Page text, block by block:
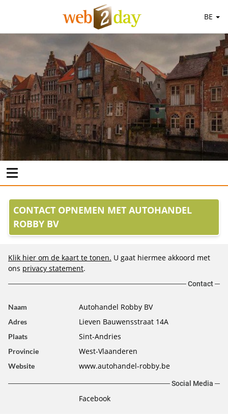
BE
CONTACT OPNEMEN MET AUTOHANDEL
ROBBY BV
Klik hier om de kaart te tonen. U gaat hiermee akkoord met
ons privacy statement.
Contact
Naam Autohandel Robby BV
Adres Lieven Bauwensstraat 14A
Plaats Sint-Andries
Provincie West-Vlaanderen
Website www.autohandel-robby.be
Social Media
Facebook